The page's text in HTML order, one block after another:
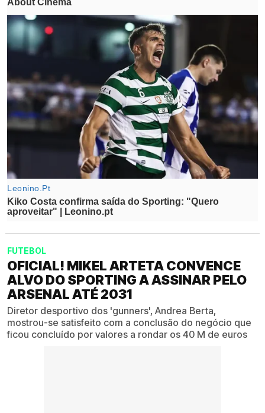
FUTEBOL
OFICIAL! MIKEL ARTETA CONVENCE
ALVO DO SPORTING A ASSINAR PELO
ARSENAL ATÉ 2031
Diretor desportivo dos 'gunners', Andrea Berta,
mostrou-se satisfeito com a conclusão do negócio que
ficou concluído por valores a rondar os 40 M de euros